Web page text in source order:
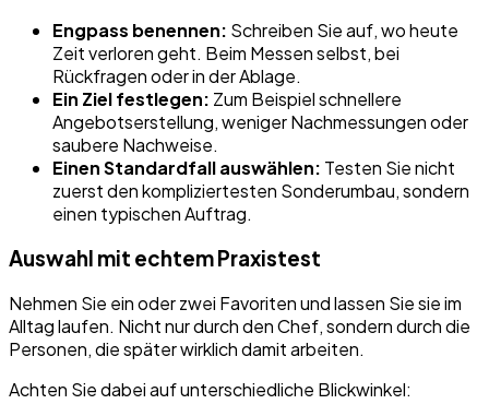
Engpass benennen: Schreiben Sie auf, wo heute
Zeit verloren geht. Beim Messen selbst, bei
Rückfragen oder in der Ablage.
Ein Ziel festlegen: Zum Beispiel schnellere
Angebotserstellung, weniger Nachmessungen oder
saubere Nachweise.
Einen Standardfall auswählen: Testen Sie nicht
zuerst den kompliziertesten Sonderumbau, sondern
einen typischen Auftrag.
Auswahl mit echtem Praxistest
Nehmen Sie ein oder zwei Favoriten und lassen Sie sie im
Alltag laufen. Nicht nur durch den Chef, sondern durch die
Personen, die später wirklich damit arbeiten.
Achten Sie dabei auf unterschiedliche Blickwinkel: